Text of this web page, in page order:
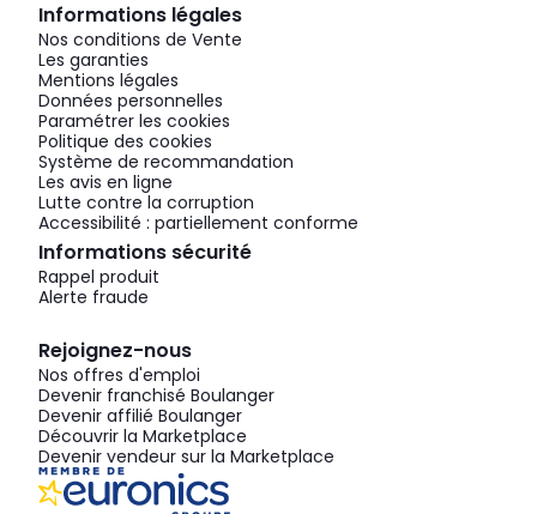
Informations légales
Nos conditions de Vente
Les garanties
Mentions légales
Données personnelles
Paramétrer les cookies
Politique des cookies
Système de recommandation
Les avis en ligne
Lutte contre la corruption
Accessibilité : partiellement conforme
Informations sécurité
Rappel produit
Alerte fraude
Rejoignez-nous
Nos offres d'emploi
Devenir franchisé Boulanger
Devenir affilié Boulanger
Découvrir la Marketplace
Devenir vendeur sur la Marketplace